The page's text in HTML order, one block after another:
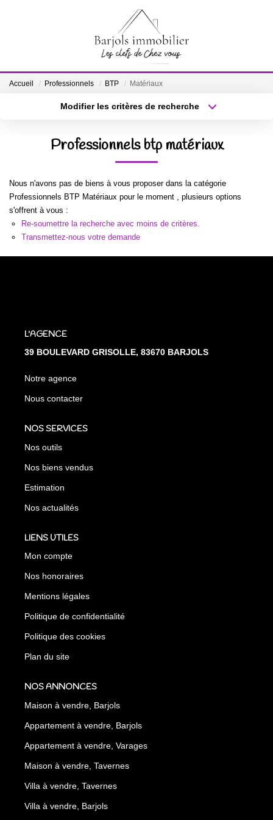
ACCUEIL
Accueil Professionnels BTP Matériaux
Modifier les critères de recherche
Plus de critères Créer une alerte
Professionnels btp matériaux
Nous n'avons pas de biens à vous proposer dans la catégorie
Professionnels BTP Matériaux pour le moment , plusieurs options
s'offrent à vous :
Re-soumettre la recherche avec moins de critères.
Transmettez-nous votre demande
L'AGENCE
39 BOULEVARD GRISOLLE, 83670 BARJOLS
Notre agence
Nous contacter
NOS SERVICES
Nos outils
Nos biens vendus
Estimation
Nos actualités
LIENS UTILES
Mon compte
Nos honoraires
Mentions légales
Politique de confidentialité
Politique des cookies
Plan du site
NOS ANNONCES
Maison à vendre, Barjols
Appartement à vendre, Barjols
Appartement à vendre, Varages
Maison à vendre, Tavernes
Villa à vendre, Tavernes
Villa à vendre, Barjols